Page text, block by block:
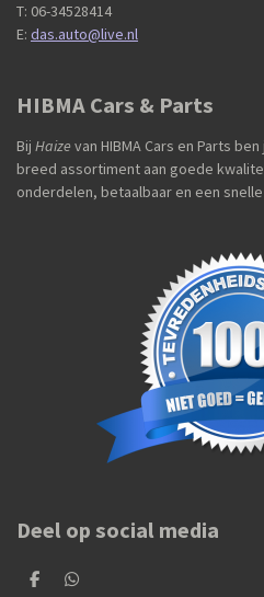
T: 06-34528414
E: das.auto@live.nl
HIBMA Cars & Parts
Bij Haizevan HIBMA Cars en Parts
breed assortiment aan goede
onderdelen, betaalbaar en een
Deel op social media
D
D